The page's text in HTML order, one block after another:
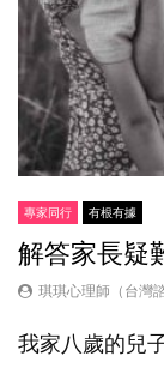
專家同行 有根有據
解答家長疑
琪琪心理師（台灣
我家八歲的兒